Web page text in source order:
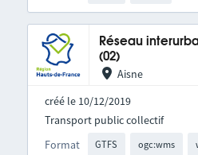
Réseau
(02)
Aisne
créé le 10/12/2019
Format GTFS ogc:wms
Transport public collectif